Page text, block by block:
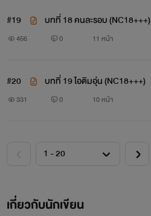
#19 บทที่ 18 คนละรอบ (NC18+++)
456 0 11 หน้า
#20 บทที่ 19 ไอติมอุ่น (NC18+++)
331 0 10 หน้า
เกี่ยวกับนักเขียน